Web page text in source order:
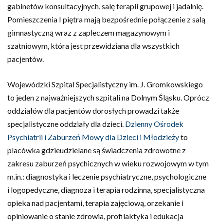
gabinetów konsultacyjnych, salę terapii grupowej i jadalnię.
Pomieszczenia I piętra mają bezpośrednie połączenie z salą
gimnastyczną wraz z zapleczem magazynowym i
szatniowym, która jest przewidziana dla wszystkich
pacjentów.
Wojewódzki Szpital Specjalistyczny im. J. Gromkowskiego
to jeden z najważniejszych szpitali na Dolnym Śląsku. Oprócz
oddziałów dla pacjentów dorosłych prowadzi także
specjalistyczne oddziały dla dzieci. Dzienny Ośrodek
Psychiatrii i Zaburzeń Mowy dla Dzieci i Młodzieżyto
placówka gdzieudzielane są świadczenia zdrowotne z
zakresu zaburzeń psychicznych w wieku rozwojowym w tym
m.in.: diagnostyka i leczenie psychiatryczne, psychologiczne
i logopedyczne, diagnoza i terapia rodzinna, specjalistyczna
opieka nad pacjentami, terapia zajęciową, orzekanie i
opiniowanie o stanie zdrowia, profilaktyka i edukacja